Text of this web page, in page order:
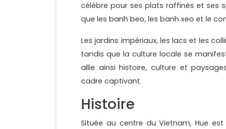
célèbre pour ses plats raffinés et ses
que les banh beo, les banh xeo et le
Les jardins impériaux, les lacs et les
tandis que la culture locale se
allie ainsi histoire, culture et
cadre captivant.
Histoire
Située au centre du Vietnam, Hue